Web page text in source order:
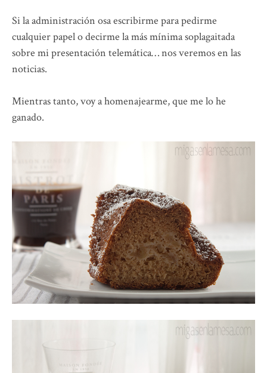
Si la administración osa escribirme para pedirme
cualquier papel o decirme la más mínima soplagaitada
sobre mi presentación telemática… nos veremos en las
noticias.
Mientras tanto, voy a homenajearme, que me lo he
ganado.